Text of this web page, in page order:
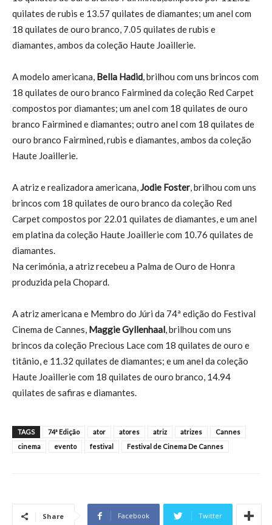
quilates de rubis e 13.57 quilates de diamantes; um anel com
18 quilates de ouro branco, 7.05 quilates de rubis e
diamantes, ambos da coleção Haute Joaillerie.
A modelo americana, Bella Hadid, brilhou com uns brincos com
18 quilates de ouro branco Fairmined da coleção Red Carpet
compostos por diamantes; um anel com 18 quilates de ouro
branco Fairmined e diamantes; outro anel com 18 quilates de
ouro branco Fairmined, rubis e diamantes, ambos da coleção
Haute Joaillerie.
A atriz e realizadora americana,Jodie Foster, brilhou com uns
brincos com 18 quilates de ouro branco da coleção Red
Carpet compostos por 22.01 quilates de diamantes, e um anel
em platina da coleção Haute Joaillerie com 10.76 quilates de
diamantes.
Na cerimónia, a atriz recebeu a Palma de Ouro de Honra
produzida pela Chopard.
A atriz americana e Membro do Júri da 74ª edição do Festival
Cinema de Cannes, Maggie Gyllenhaal, brilhou com uns
brincos da coleção Precious Lace com 18 quilates de ouro e
titânio, e 11.32 quilates de diamantes; e um anel da coleção
Haute Joaillerie com 18 quilates de ouro branco, 14.94
quilates de safiras e diamantes.
TAGS 74ª Edição ator atores atriz atrizes
Cannes
cinema
evento festival Festival de Cinema De Cannes
Share Facebook Twitter